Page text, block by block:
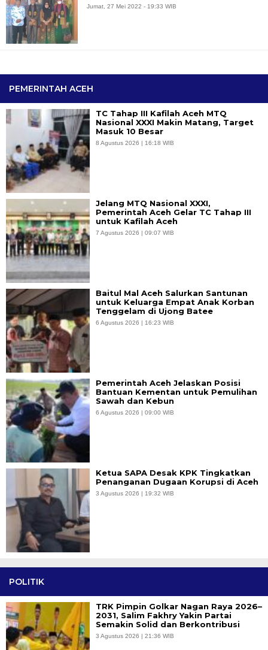
PEMERINTAH ACEH
TC Tahap III Kafilah Aceh MTQ
Nasional XXXI Makin Matang, Target
Masuk 10 Besar
8 Agustus 2026 | 16:18 WIB
Jelang MTQ Nasional XXXI,
Pemerintah Aceh Gelar TC Tahap III
untuk Kafilah Aceh
7 Agustus 2026 | 09:07 WIB
Baitul Mal Aceh Salurkan Santunan
untuk Keluarga Empat Anak Korban
Tenggelam di Ujong Batee
6 Agustus 2026 | 16:23 WIB
Pemerintah Aceh Jelaskan Posisi
Bantuan Kementan untuk Pemulihan
Sawah dan Kebun
6 Agustus 2026 | 09:00 WIB
Ketua SAPA Desak KPK Tingkatkan
Penanganan Dugaan Korupsi di Aceh
3 Agustus 2026 | 19:32 WIB
POLITIK
TRK Pimpin Golkar Nagan Raya 2026–
2031, Salim Fakhry Yakin Partai
Semakin Solid dan Berkontribusi
3 Agustus 2026 | 21:36 WIB
Jumat, 27 Mei 2022 - 19:33 WIB